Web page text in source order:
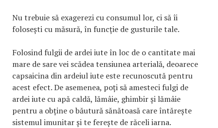
Nu trebuie să exagerezi cu consumul lor, ci să îi
folosești cu măsură, în funcție de gusturile tale.
Folosind fulgii de ardei iute în loc de o cantitate mai
mare de sare vei scădea tensiunea arterială, deoarece
capsaicina din ardeiul iute este recunoscută pentru
acest efect. De asemenea, poți să amesteci fulgi de
ardei iute cu apă caldă, lămâie, ghimbir și lămâie
pentru a obține o băutură sănătoasă care întărește
sistemul imunitar și te ferește de răceli iarna.